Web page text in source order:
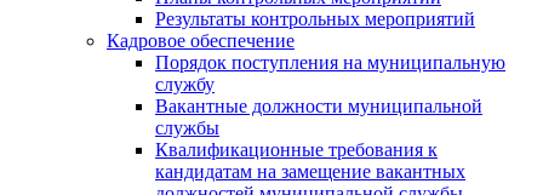
Результаты контрольных мероприятий
Кадровое обеспечение
Порядок поступления на муниципальную
службу
Вакантные должности муниципальной
службы
Квалификационные требования к
кандидатам на замещение вакантных